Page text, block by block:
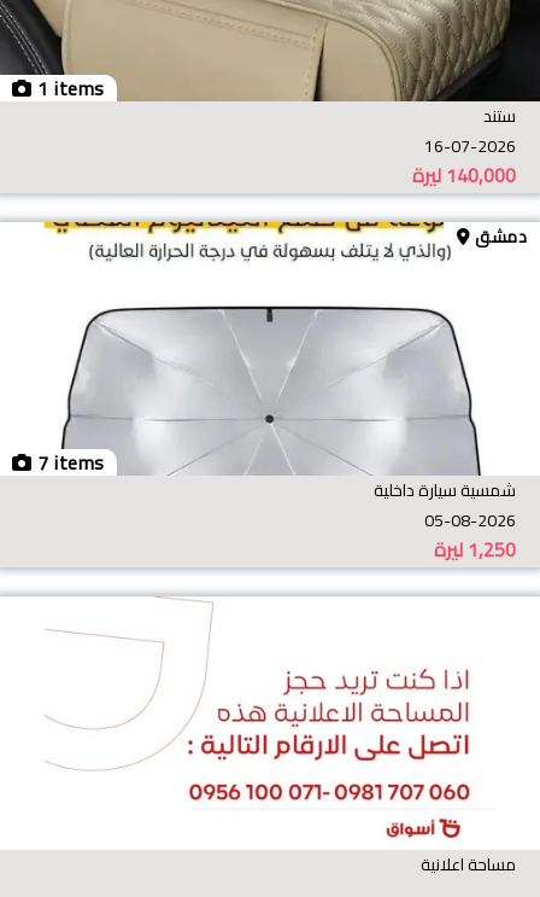
1 items
ستند
16-07-2026
ليرة140,000
7 items
دمشق
شمسية سيارة داخلية
05-08-2026
ليرة1,250
مساحة اعلانية